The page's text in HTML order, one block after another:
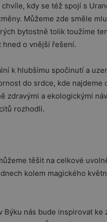
kdy se též spojí s
Můžeme zde směle
bytostně tolik toužíme
o vnější řešení.
k hlubšímu spočinutí a
do srdce, kde najdeme
zdravými a ekologickými
rozhodli.
těšit na celkové
kolem magického
nás bude inspirovat ke